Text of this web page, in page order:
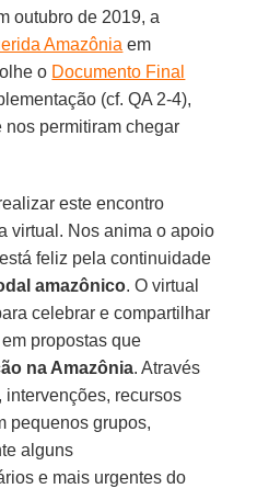
outubro de 2019, a
Amazônia em
o Documento Final
(cf. QA 2-4),
permitiram chegar
este encontro
virtual. Nos anima o apoio
feliz pela continuidade
amazônico. O virtual
celebrar e compartilhar
propostas que
na Amazônia. Através
intervenções, recursos
pequenos grupos,
alguns
e mais urgentes do